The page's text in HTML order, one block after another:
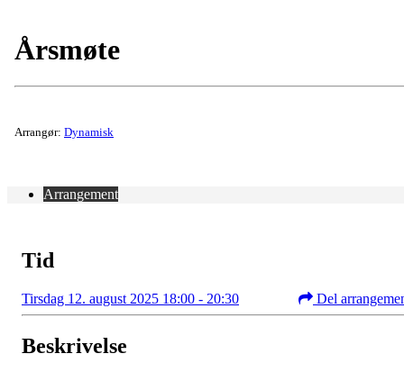
Årsmøte
Arrangør: Dynamisk
Arrangement
Tid
Tirsdag 12. august 2025 18:00 - 20:30 Del
Beskrivelse